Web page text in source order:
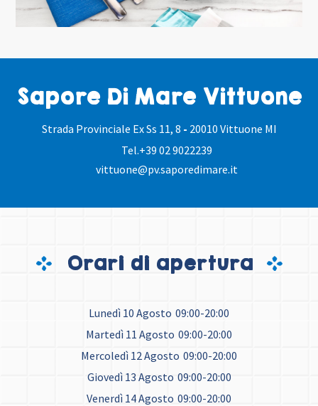
Sapore Di Mare Vittuone
Strada Provinciale Ex Ss 11, 8 - 20010 Vittuone MI
Tel.+39 02 9022239
vittuone@pv.saporedimare.it
Orari di apertura
Lunedì 10 Agosto 09:00-20:00
Martedì 11 Agosto 09:00-20:00
Mercoledì 12 Agosto 09:00-20:00
Giovedì 13 Agosto 09:00-20:00
Venerdì 14 Agosto 09:00-20:00